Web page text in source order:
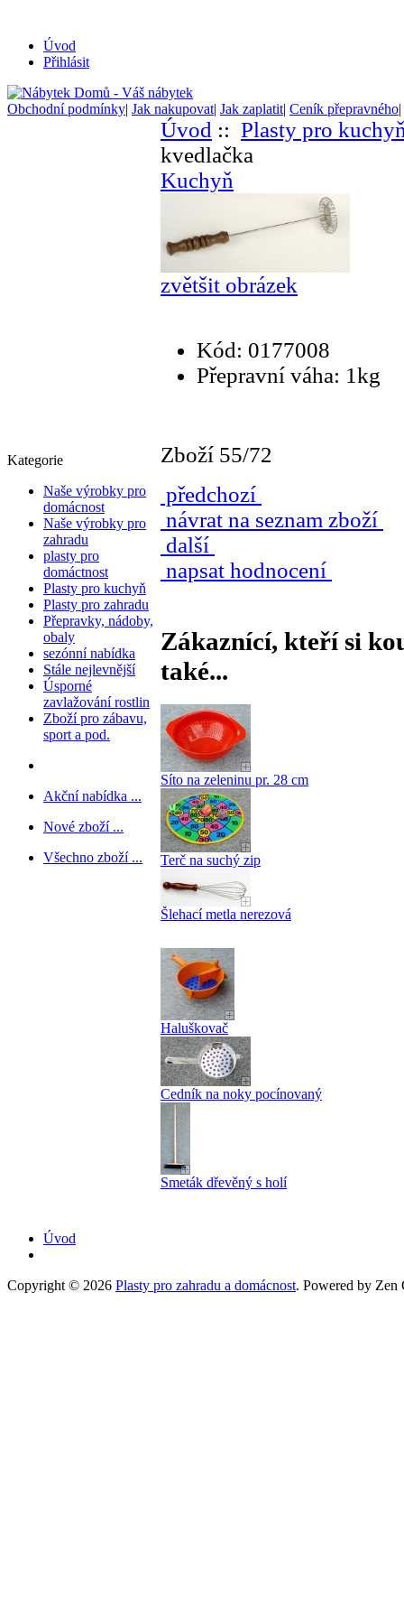
Úvod
Přihlásit
Obchodní podmínky| Jak nakupovat| Jak zaplatit| Ceník přepravného|
Kategorie
Naše výrobky pro
domácnost
Naše výrobky pro
zahradu
plasty pro
domáctnost
Plasty pro kuchyň
Plasty pro zahradu
Přepravky, nádoby,
obaly
sezónní nabídka
Stále nejlevnější
Úsporné
zavlažování rostlin
Zboží pro zábavu,
sport a pod.
Akční nabídka ...
Nové zboží ...
Všechno zboží ...
Úvod :: Plasty pro
kvedlačka
Kuchyň
zvětšit obrázek
Kód: 0177008
Přepravní váha: 1kg
Zboží 55/72
předchozí
návrat na seznam zboží
další
napsat hodnocení
Zákaznící, kteří si
také...
Síto na zeleninu pr. 28 cm
Terč na suchý zip
Šlehací metla nerezová
Haluškovač
Cedník na noky pocínovaný
Smeták dřevěný s holí
Úvod
Copyright © 2026 Plasty pro zahradu a domácnost. Powered by Zen